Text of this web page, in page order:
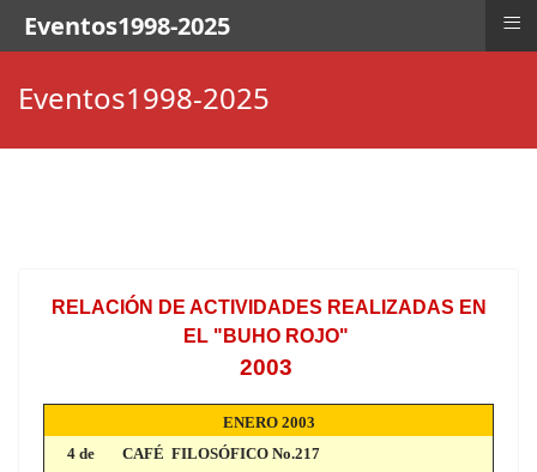
Eventos1998-2025
RELACIÓN DE ACTIVIDADES REALIZADAS EN
EL "BUHO ROJO"
2003
ENERO 2003
4 de
CAFÉ FILOSÓFICO No.217
Eventos1998-2025 ≡